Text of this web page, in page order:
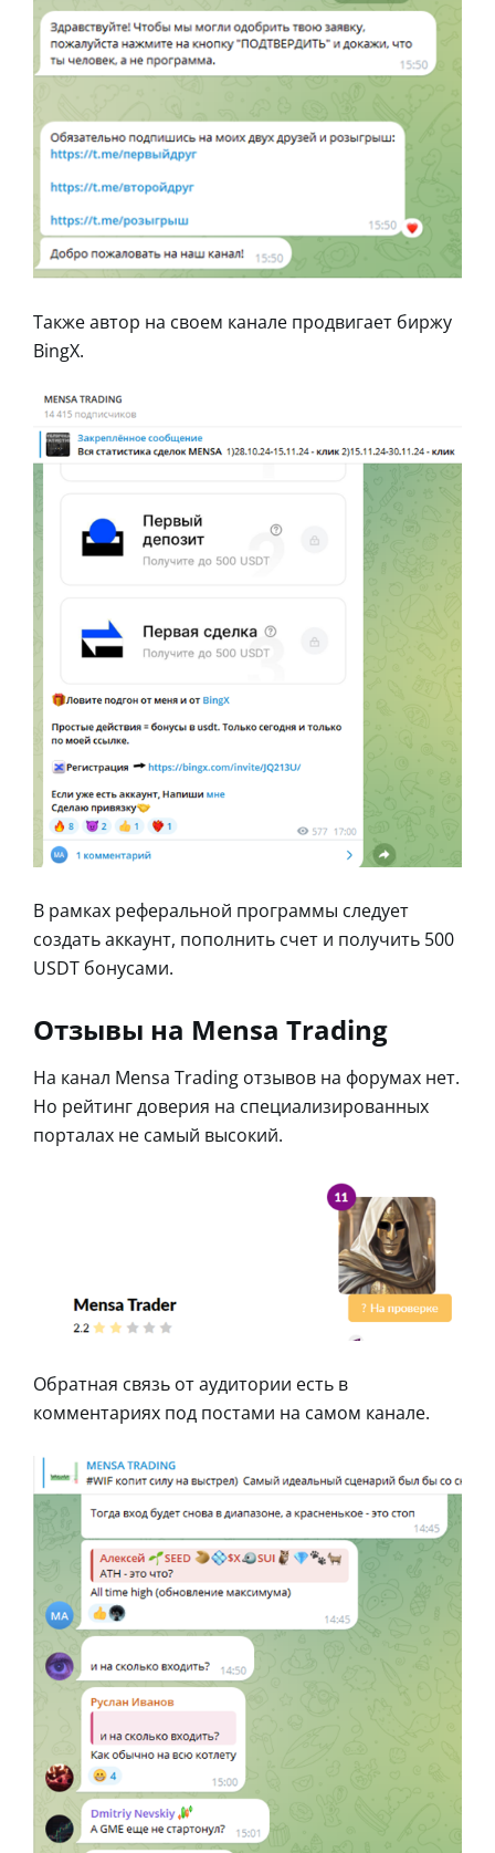
Также автор на своем канале продвигает биржу
BingX.
В рамках реферальной программы следует
создать аккаунт, пополнить счет и получить 500
USDT бонусами.
Отзывы на Mensa Trading
На канал Mensa Trading отзывов на форумах нет.
Но рейтинг доверия на специализированных
порталах не самый высокий.
Обратная связь от аудитории есть в
комментариях под постами на самом канале.